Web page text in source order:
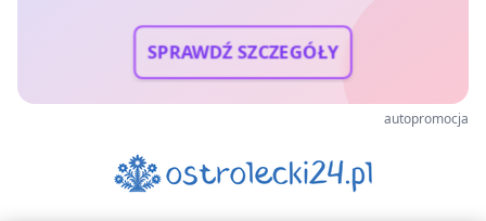
SPRAWDŹ SZCZEGÓŁY
autopromocja